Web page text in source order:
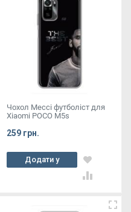
Чохол Мессі футболіст для
Xiaomi POCO M5s
259 грн.
Додати у
кошик